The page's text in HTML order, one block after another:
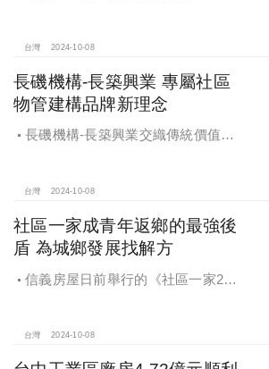
未來還陸續有超過7萬坪辦公樓面積新
台灣 2024-10-08
長磯機構-長築興業 專屬社區
物管建構品牌新理念
長磯機構-長築興業交織傳統價值與
家邸「長築白樓1」
台灣 2024-10-08
社區一家成青年返鄉的最強後
盾 為城鄉發展找解方
信義房屋日前舉行的《社區一家20
彰化鬆勢三日節策展人劉孟豪分享他
們如何以創新思維和社區凝聚力，為
台灣 2024-10-08